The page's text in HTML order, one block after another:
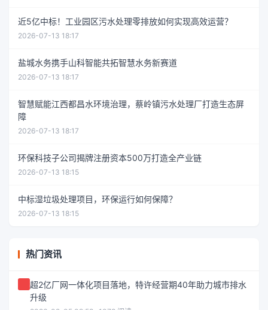
近5亿中标！工业园区污水处理零排放如何实现高效运营？
2026-07-13 18:17
盐城水务携手山科智能共拓智慧水务新赛道
2026-07-13 18:17
智慧赋能江西都昌水环境治理，蔡岭镇污水处理厂打造生态屏
障
2026-07-13 18:17
环保科技子公司揭牌注册资本500万打造全产业链
2026-07-13 18:15
中标湿垃圾处理项目，环保运行如何保障？
2026-07-13 18:15
热门资讯
超2亿厂网一体化项目落地，特许经营期40年助力城市排水
升级